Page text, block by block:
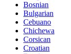
Bosnian
Bulgarian
Cebuano
Chichewa
Corsican
Croatian